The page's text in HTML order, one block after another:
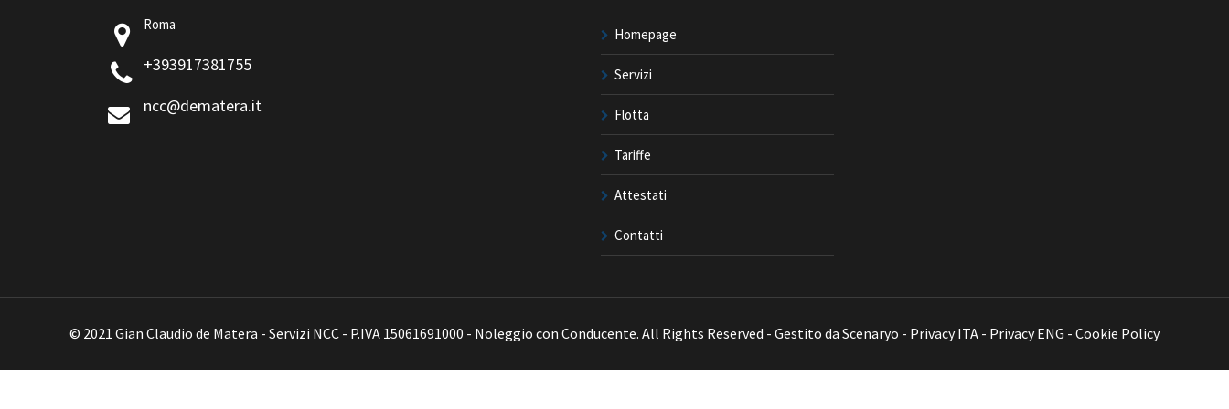
Roma
+393917381755
ncc@dematera.it
Homepage
Servizi
Flotta
Tariffe
Attestati
Contatti
© 2021 Gian Claudio de Matera - Servizi NCC - P.IVA 15061691000 - Noleggio con Conducente. All Rights Reserved - Gestito da Scenaryo - Privacy ITA - Privacy ENG - Cookie Policy